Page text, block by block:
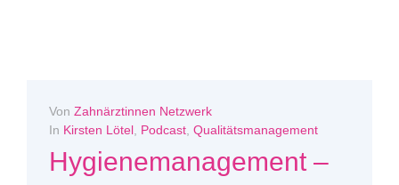
Von Zahnärztinnen Netzwerk
In Kirsten Lötel Podcast Qualitätsmanagement
Hygienemanagement –